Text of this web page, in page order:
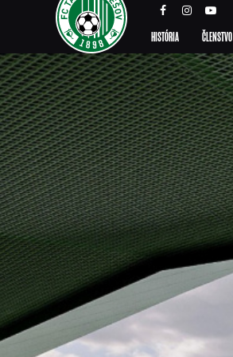
HISTÓRIA ČLENSTVO